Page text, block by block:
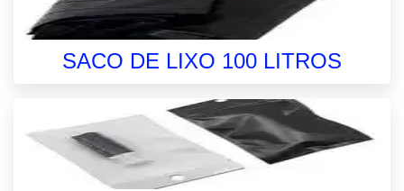
SACO DE LIXO 100 LITROS